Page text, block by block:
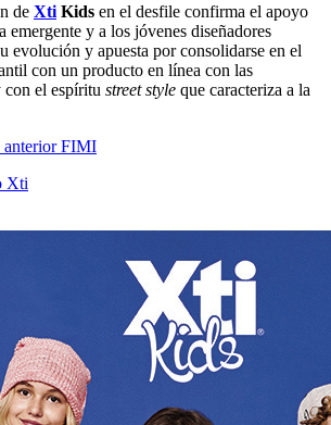
de Xti Kids en el desfile confirma el apoyo
emergente y a los jóvenes diseñadores
evolución y apuesta por consolidarse en el
con un producto en línea con las
con el espíritu street style que caracteriza a la
anterior FIMI
Xti